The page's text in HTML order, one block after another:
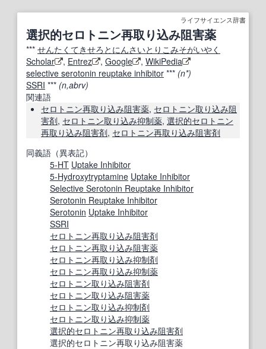
ライフサイエンス辞書
選択的セロトニン再取り込み阻害薬
*** せんたくてきせろとにんさいとりこみそがいやく
Scholar
, Entrez , Google , WikiPedia
selective serotonin reuptake inhibitor *** (n*)
SSRI *** (n,abrv)
関連語
セロトニン再取り込み阻害薬, セロトニン取り込み阻
害剤, セロトニン取り込み抑制薬, 選択的セロトニン
再取り込み阻害剤, セロトニン再取り込み阻害剤
同義語（異表記）
5-HT Uptake Inhibitor
5-Hydroxytryptamine Uptake Inhibitor
Selective Serotonin Reuptake Inhibitor
Serotonin Reuptake Inhibitor
Serotonin Uptake Inhibitor
SSRI
セロトニン再取り込み阻害剤
セロトニン再取り込み阻害薬
セロトニン再取り込み抑制剤
セロトニン再取り込み抑制薬
セロトニン取り込み阻害剤
セロトニン取り込み阻害薬
セロトニン取り込み抑制剤
セロトニン取り込み抑制薬
選択的セロトニン再取り込み阻害剤
選択的セロトニン再取り込み阻害薬